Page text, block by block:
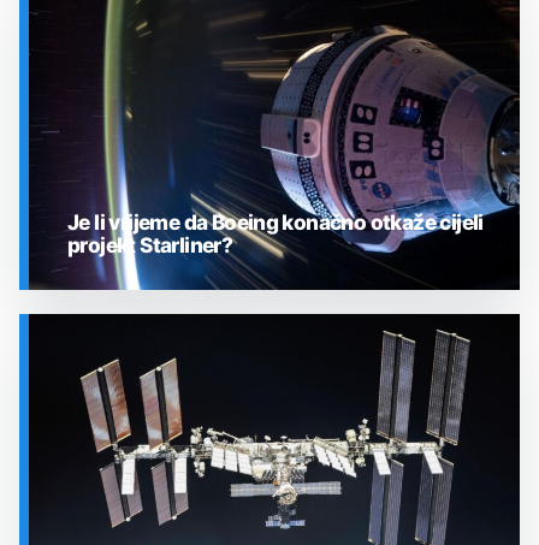
SVEMIR
Je li vrijeme da Boeing konačno otkaže cijeli
projekt Starliner?